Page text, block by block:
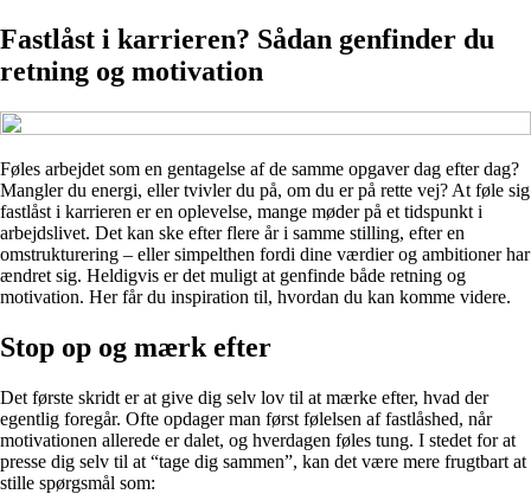
Fastlåst i karrieren? Sådan genfinder du
retning og motivation
Føles arbejdet som en gentagelse af de samme opgaver dag efter dag?
Mangler du energi, eller tvivler du på, om du er på rette vej? At føle sig
fastlåst i karrieren er en oplevelse, mange møder på et tidspunkt i
arbejdslivet. Det kan ske efter flere år i samme stilling, efter en
omstrukturering – eller simpelthen fordi dine værdier og ambitioner har
ændret sig. Heldigvis er det muligt at genfinde både retning og
motivation. Her får du inspiration til, hvordan du kan komme videre.
Stop op og mærk efter
Det første skridt er at give dig selv lov til at mærke efter, hvad der
egentlig foregår. Ofte opdager man først følelsen af fastlåshed, når
motivationen allerede er dalet, og hverdagen føles tung. I stedet for at
presse dig selv til at “tage dig sammen”, kan det være mere frugtbart at
stille spørgsmål som: